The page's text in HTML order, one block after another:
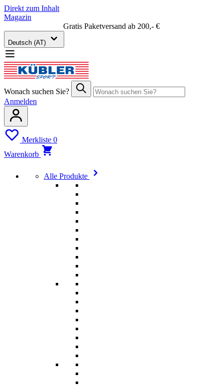
Direkt zum Inhalt
Magazin
Gratis Paketversand ab 200,- €
Deutsch (AT)
Wonach suchen Sie?
Anmelden
Merkliste 0
Warenkorb
Alle Produkte